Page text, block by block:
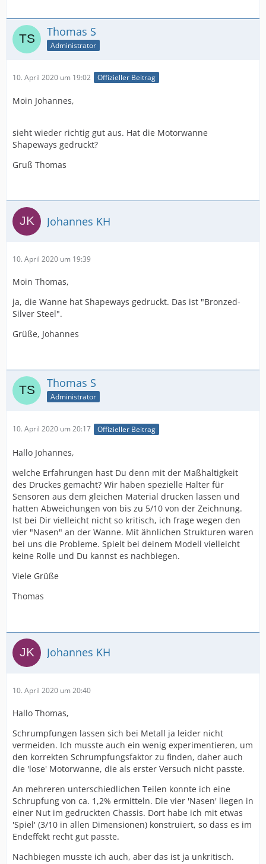
Thomas S
Administrator
10. April 2020 um 19:02 Offizieller Beitrag
Moin Johannes,
sieht wieder richtig gut aus. Hat die Motorwanne
Shapeways gedruckt?
Gruß Thomas
Johannes KH
10. April 2020 um 19:39
Moin Thomas,
ja, die Wanne hat Shapeways gedruckt. Das ist "Bronzed-
Silver Steel".
Grüße, Johannes
Thomas S
Administrator
10. April 2020 um 20:17 Offizieller Beitrag
Hallo Johannes,
welche Erfahrungen hast Du denn mit der Maßhaltigkeit
des Druckes gemacht? Wir haben spezielle Halter für
Sensoren aus dem gleichen Material drucken lassen und
hatten Abweichungen von bis zu 5/10 von der Zeichnung.
Ist bei Dir vielleicht nicht so kritisch, ich frage wegen den
vier "Nasen" an der Wanne. Mit ähnlichen Strukturen waren
bei uns die Probleme. Spielt bei deinem Modell vielleicht
keine Rolle und Du kannst es nachbiegen.
Viele Grüße
Thomas
Johannes KH
10. April 2020 um 20:40
Hallo Thomas,
Schrumpfungen lassen sich bei Metall ja leider nicht
vermeiden. Ich musste auch ein wenig experimentieren, um
den korrekten Schrumpfungsfaktor zu finden, daher auch
die 'lose' Motorwanne, die als erster Versuch nicht passte.
An mehreren unterschiedlichen Teilen konnte ich eine
Schrupfung von ca. 1,2% ermitteln. Die vier 'Nasen' liegen in
einer Nut im gedruckten Chassis. Dort habe ich mit etwas
'Spiel' (3/10 in allen Dimensionen) konstruiert, so dass es im
Endeffekt recht gut passte.
Nachbiegen musste ich auch, aber das ist ja unkritisch.